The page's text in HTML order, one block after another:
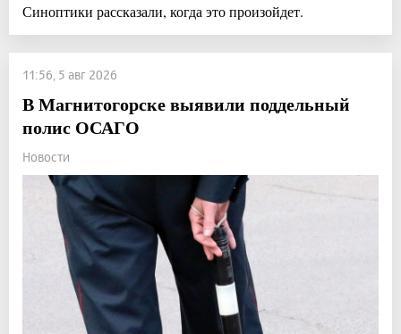
Синоптики рассказали, когда это произойдет.
11:56, 5 авг 2026
В Магнитогорске выявили поддельный
полис ОСАГО
Новости